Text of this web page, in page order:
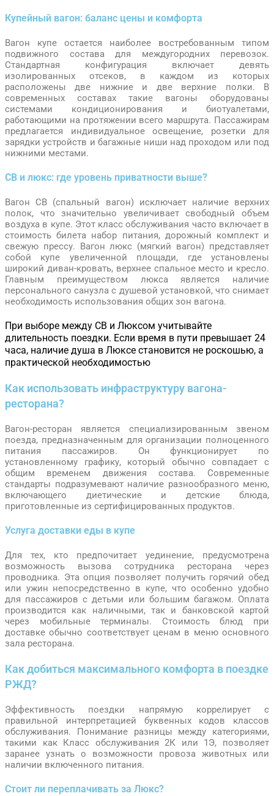
Купейный вагон: баланс цены и комфорта
Вагон купе остается наиболее востребованным типом
подвижного состава для междугородних перевозок.
Стандартная конфигурация включает девять
изолированных отсеков, в каждом из которых
расположены две нижние и две верхние полки. В
современных составах такие вагоны оборудованы
системами кондиционирования и биотуалетами,
работающими на протяжении всего маршрута. Пассажирам
предлагается индивидуальное освещение, розетки для
зарядки устройств и багажные ниши над проходом или под
нижними местами.
СВ и люкс: где уровень приватности выше?
Вагон СВ (спальный вагон) исключает наличие верхних
полок, что значительно увеличивает свободный объем
воздуха в купе. Этот класс обслуживания часто включает в
стоимость билета набор питания, дорожный комплект и
свежую прессу. Вагон люкс (мягкий вагон) представляет
собой купе увеличенной площади, где установлены
широкий диван-кровать, верхнее спальное место и кресло.
Главным преимуществом люкса является наличие
персонального санузла с душевой установкой, что снимает
необходимость использования общих зон вагона.
При выборе между СВ и Люксом учитывайте
длительность поездки. Если время в пути превышает 24
часа, наличие душа в Люксе становится не роскошью, а
практической необходимостью
Как использовать инфраструктуру вагона-
ресторана?
Вагон-ресторан является специализированным звеном
поезда, предназначенным для организации полноценного
питания пассажиров. Он функционирует по
установленному графику, который обычно совпадает с
общим временем движения состава. Современные
стандарты подразумевают наличие разнообразного меню,
включающего диетические и детские блюда,
приготовленные из сертифицированных продуктов.
Услуга доставки еды в купе
Для тех, кто предпочитает уединение, предусмотрена
возможность вызова сотрудника ресторана через
проводника. Эта опция позволяет получить горячий обед
или ужин непосредственно в купе, что особенно удобно
для пассажиров с детьми или большим багажом. Оплата
производится как наличными, так и банковской картой
через мобильные терминалы. Стоимость блюд при
доставке обычно соответствует ценам в меню основного
зала ресторана.
Как добиться максимального комфорта в поездке
РЖД?
Эффективность поездки напрямую коррелирует с
правильной интерпретацией буквенных кодов классов
обслуживания. Понимание разницы между категориями,
такими как Класс обслуживания 2К или 1Э, позволяет
заранее узнать о возможности провоза животных или
наличии включенного питания.
Стоит ли переплачивать за Люкс?